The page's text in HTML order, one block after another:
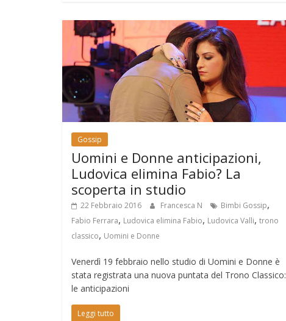
Gossip
Uomini e Donne anticipazioni,
Ludovica elimina Fabio? La
scoperta in studio
22 Febbraio 2016 Francesca N Bimbi Gossip,
Fabio Ferrara, Ludovica elimina Fabio, Ludovica Valli, trono
classico, Uomini e Donne
Venerdì 19 febbraio nello studio di Uomini e Donne è
stata registrata una nuova puntata del Trono Classico:
le anticipazioni
Leggi tutto